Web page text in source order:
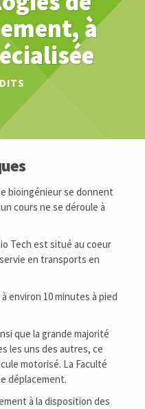
à
bioingénieur se donnent
cours ne se déroule à
Tech est situé au coeur
en transports en
environ 10 minutes à pied
que la grande majorité
les uns des autres, ce
motorisé. La Faculté
déplacement.
à la disposition des